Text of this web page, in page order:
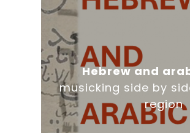
Hebrew and
musicking side by
region